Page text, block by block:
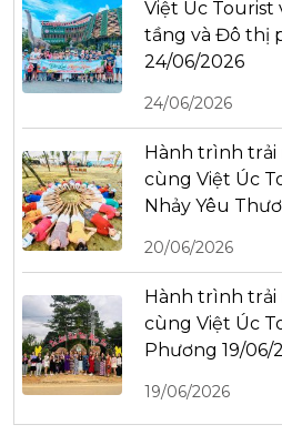
Việt Úc Tourist
tầng và Đô thị
24/06/2026
24/06/2026
Hành trình trải
cùng Việt Úc
Nhảy Yêu
20/06/2026
Hành trình trải
cùng Việt Úc
Phương 19/06/
19/06/2026